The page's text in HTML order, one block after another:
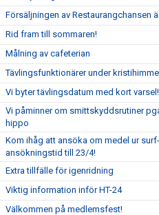
Försäljningen av Restaurangchansen
Rid fram till sommaren!
Målning av cafeterian
Tävlingsfunktionärer under
Vi byter tävlingsdatum med kort varsel!
Vi påminner om smittskyddsrutiner
hippo
Kom ihåg att ansöka om medel ur
ansökningstid till 23/4!
Extra tillfälle för igenridning
Viktig information inför HT-24
Välkommen på medlemsfest!